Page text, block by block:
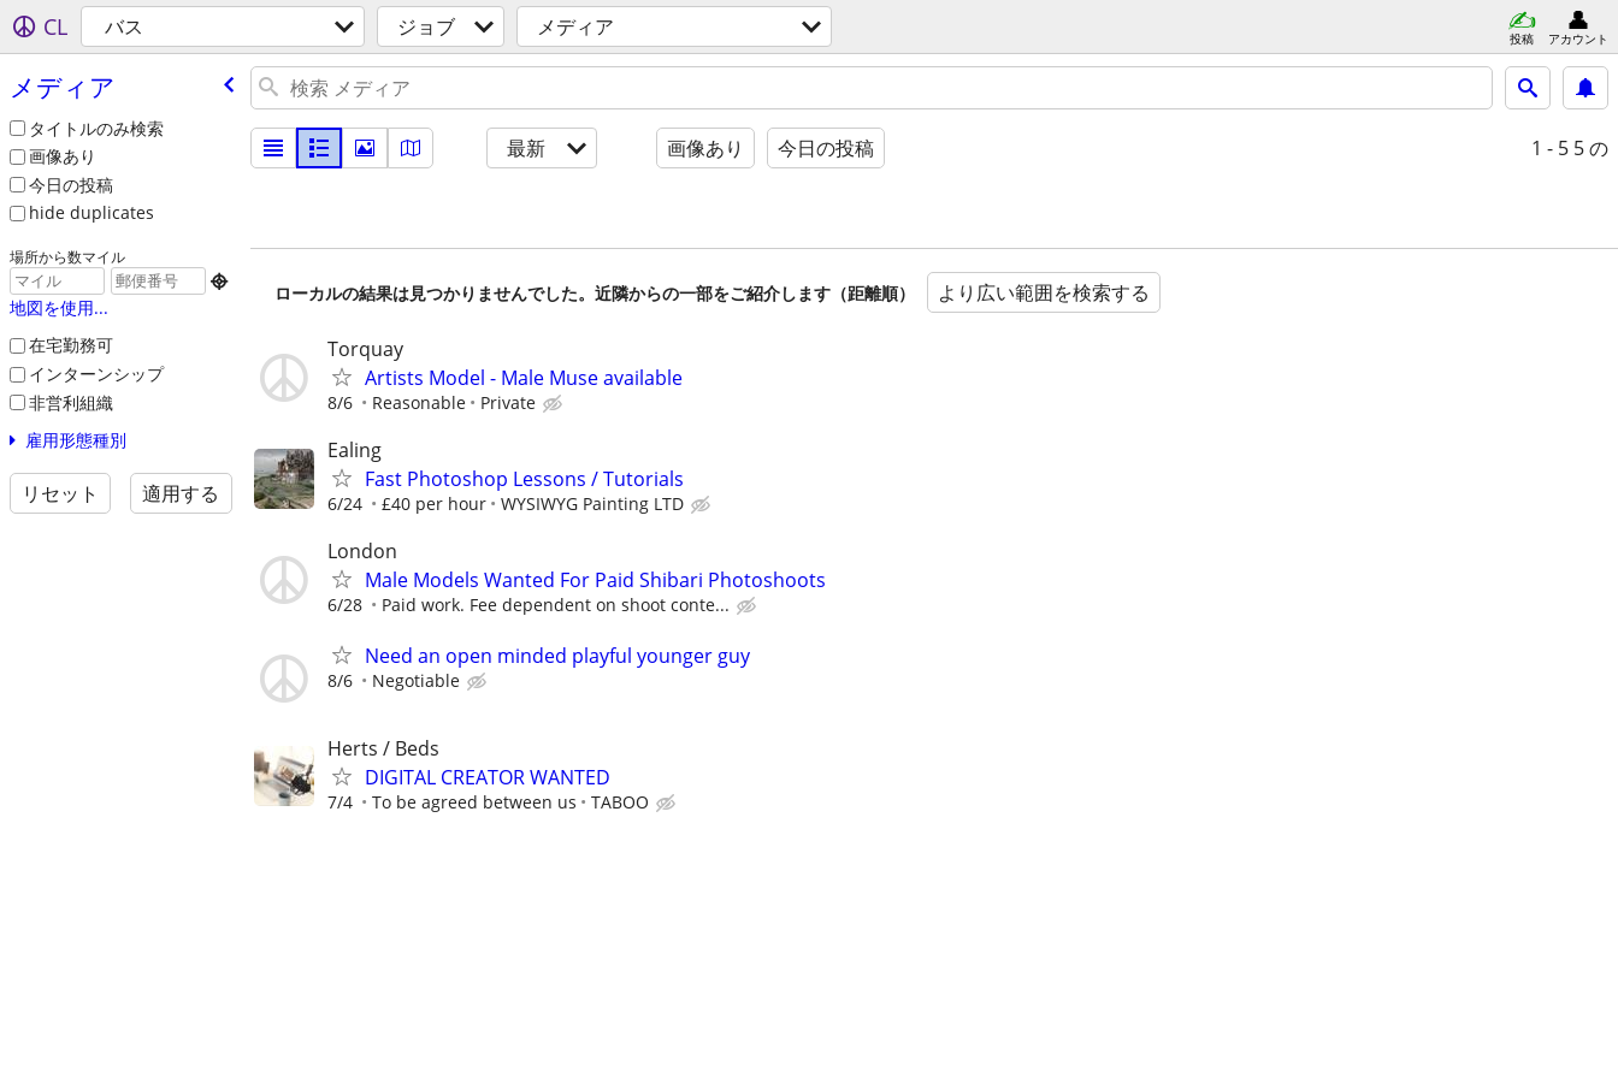
CL バス ジョブ メディア 投稿 アカウント
メディア
タイトルのみ検索
画像あり
今日の投稿
hide duplicates
場所から数マイル

地図を使用...
在宅勤務可
インターンシップ
非営利組織
雇用形態種別
リセット 適用する
最新 画像あり 今日の投稿 1 - 5 5 の
ローカルの結果は見つかりませんでした。近隣からの一部をご紹介します（距離順） より広い範囲を検索する
Torquay
Artists Model - Male Muse available
8/6 Reasonable Private
Ealing
Fast Photoshop Lessons / Tutorials
6/24 £40 per hour WYSIWYG Painting LTD
London
Male Models Wanted For Paid Shibari Photoshoots
6/28 Paid work. Fee dependent on shoot conte...
Need an open minded playful younger guy
8/6 Negotiable
Herts / Beds
DIGITAL CREATOR WANTED
7/4 To be agreed between us TABOO